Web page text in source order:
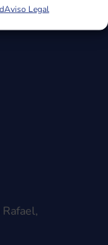
Aviso Legal